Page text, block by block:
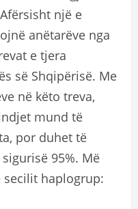
një e
anëtarëve nga
e tjera
së Shqipërisë. Me
në këto treva,
mund të
por duhet të
95%. Më
haplogrup: